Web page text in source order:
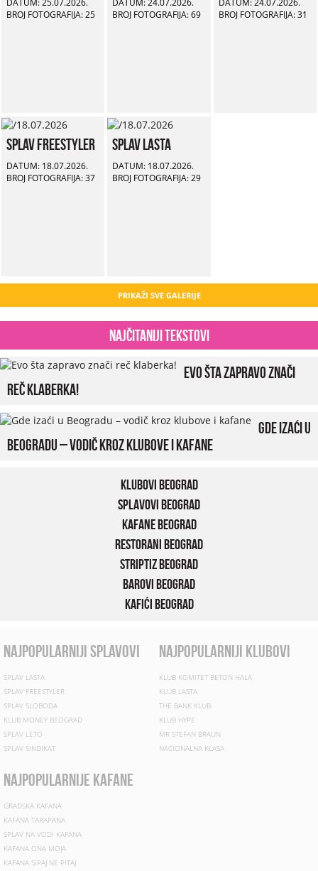
BROJ FOTOGRAFIJA: 25
BROJ FOTOGRAFIJA: 69
BROJ FOTOGRAFIJA: 31
Splav Freestyler
DATUM: 18.07.2026.
BROJ FOTOGRAFIJA: 37
Splav Lasta
DATUM: 18.07.2026.
BROJ FOTOGRAFIJA: 29
PRIKAŽI SVE GALERIJE
Najčitaniji tekstovi
Evo šta zapravo znači
reč klaberka!
Gde izaći u
Beogradu – vodič kroz klubove i kafane
Klubovi Beograd
Splavovi Beograd
Kafane Beograd
Restorani Beograd
Striptiz Beograd
Barovi Beograd
Kafići Beograd
najpopularniji splavovi
SPLAV LASTA
SPLAV FREESTYLER
SPLAV SLOBODA
KLUB MONEY BEOGRAD
SPLAV LETO
SPLAV SINDIKAT
najpopularniji klubovi
KLUB KOMITET BETON HALA
KLUB LASTA
THE BANK KLUB
KLUB HYPE
MR STEFAN BRAUN
NACIONALNA KLASA
najpopularnije kafane
GRADSKA KAFANA
KAFANA TARAPANA
SPLAV NA VODI KAFANA
KAFANA ONA MOJA
KAFANA SIPAJ NE PITAJ